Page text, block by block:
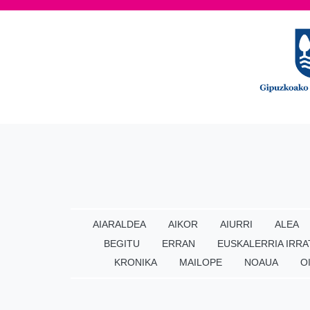
AIARALDEA AIKOR AIURRI ALEA
BEGITU
ERRAN EUSKALERRIA
KRONIKA
MAILOPE NOAUA